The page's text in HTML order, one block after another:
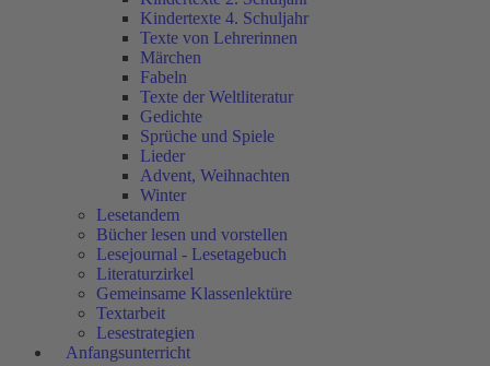
Kindertexte 4. Schuljahr
Texte von Lehrerinnen
Märchen
Fabeln
Texte der Weltliteratur
Gedichte
Sprüche und Spiele
Lieder
Advent, Weihnachten
Winter
Lesetandem
Bücher lesen und vorstellen
Lesejournal - Lesetagebuch
Literaturzirkel
Gemeinsame Klassenlektüre
Textarbeit
Lesestrategien
Anfangsunterricht